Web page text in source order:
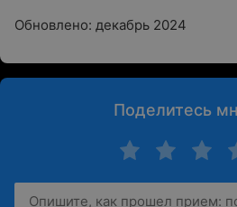
Обновлено: декабрь 2024
Поделитесь